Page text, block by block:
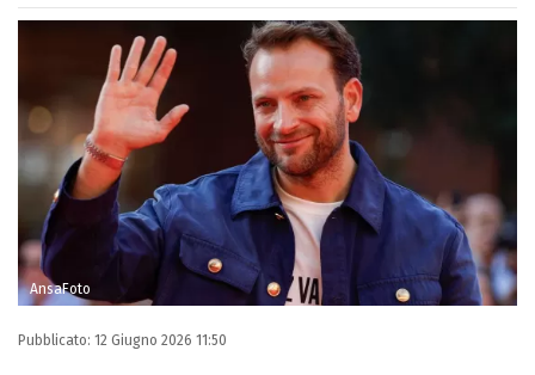
Una passione smisurata per le serie TV.
Laurea in Cinema, Televisione e New Media,
videomaking e scrittura sono il mio
passatempo preferito.
AnsaFoto
Pubblicato: 12 Giugno 2026 11:50